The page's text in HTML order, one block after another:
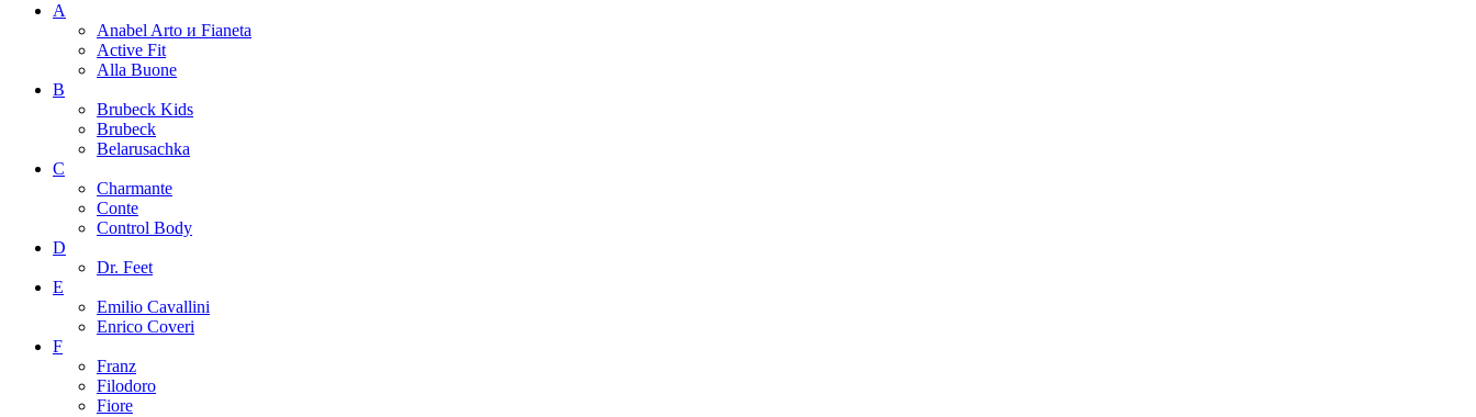
A
Anabel Arto и Fianeta
Active Fit
Alla Buone
B
Brubeck Kids
Brubeck
Belarusachka
C
Charmante
Conte
Control Body
D
Dr. Feet
E
Emilio Cavallini
Enrico Coveri
F
Franz
Filodoro
Fiore